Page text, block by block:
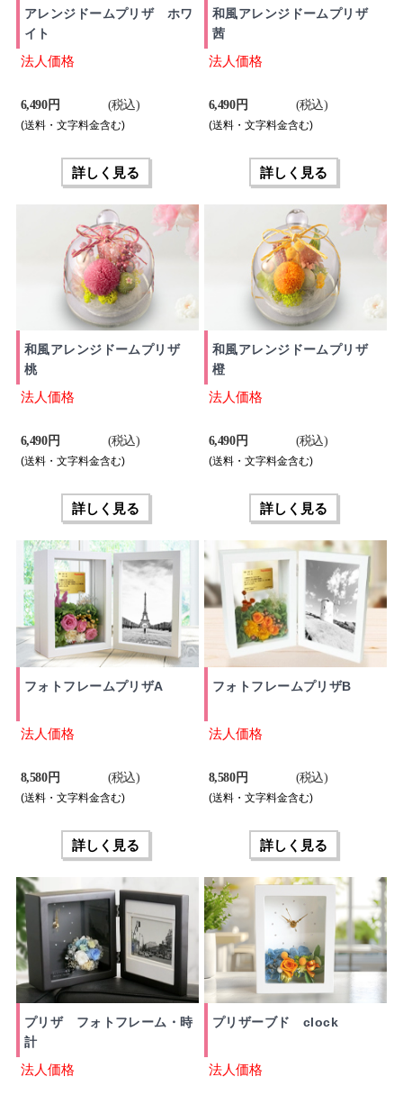
アレンジドームプリザ ホワ
イト
法人価格
6,490 円 (税込)
(送料・文字料金含む)
詳しく見る
和風アレンジドームプリザ
茜
法人価格
6,490 円 (税込)
(送料・文字料金含む)
詳しく見る
和風アレンジドームプリザ
桃
法人価格
6,490 円 (税込)
(送料・文字料金含む)
詳しく見る
和風アレンジドームプリザ
橙
法人価格
6,490 円 (税込)
(送料・文字料金含む)
詳しく見る
フォトフレームプリザA
法人価格
8,580 円 (税込)
(送料・文字料金含む)
詳しく見る
フォトフレームプリザB
法人価格
8,580 円 (税込)
(送料・文字料金含む)
詳しく見る
プリザ フォトフレーム・時
計
法人価格
プリザーブド clock
法人価格